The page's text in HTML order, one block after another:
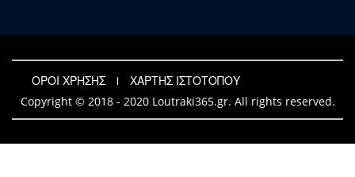
ΟΡΟΙ ΧΡΗΣΗΣ
ΧΑΡΤΗΣ ΙΣΤΟΤΟΠΟΥ
Copyright © 2018 - 2020 Loutraki365.gr. All rights reserved.